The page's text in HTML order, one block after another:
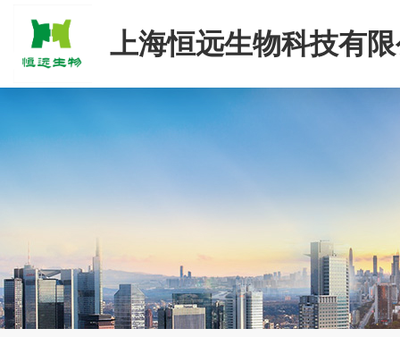
上海恒远生物科技有